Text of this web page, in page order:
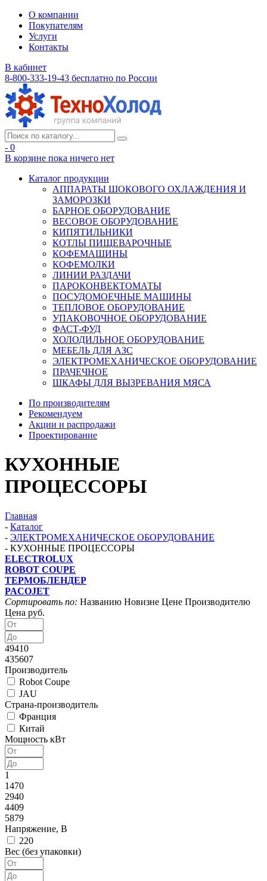
О компании
Покупателям
Услуги
Контакты
В кабинет
8-800-333-19-43 бесплатно по России
- 0
В корзине пока ничего нет
Каталог продукции
АППАРАТЫ ШОКОВОГО ОХЛАЖДЕНИЯ И
ЗАМОРОЗКИ
БАРНОЕ ОБОРУДОВАНИЕ
ВЕСОВОЕ ОБОРУДОВАНИЕ
КИПЯТИЛЬНИКИ
КОТЛЫ ПИЩЕВАРОЧНЫЕ
КОФЕМАШИНЫ
КОФЕМОЛКИ
ЛИНИИ РАЗДАЧИ
ПАРОКОНВЕКТОМАТЫ
ПОСУДОМОЕЧНЫЕ МАШИНЫ
ТЕПЛОВОЕ ОБОРУДОВАНИЕ
УПАКОВОЧНОЕ ОБОРУДОВАНИЕ
ФАСТ-ФУД
ХОЛОДИЛЬНОЕ ОБОРУДОВАНИЕ
МЕБЕЛЬ ДЛЯ АЗС
ЭЛЕКТРОМЕХАНИЧЕСКОЕ ОБОРУДОВАНИЕ
ПРАЧЕЧНОЕ
ШКАФЫ ДЛЯ ВЫЗРЕВАНИЯ МЯСА
По производителям
Рекомендуем
Акции и распродажи
Проектирование
КУХОННЫЕ
ПРОЦЕССОРЫ
Главная
- Каталог
- ЭЛЕКТРОМЕХАНИЧЕСКОЕ ОБОРУДОВАНИЕ
- КУХОННЫЕ ПРОЦЕССОРЫ
ELECTROLUX
ROBOT COUPE
ТЕРМОБЛЕНДЕР
PACOJET
Сортировать по: Названию Новизне Цене Производителю
Цена руб.
49410
435607
Производитель
Robot Coupe
JAU
Страна-производитель
Франция
Китай
Мощность кВт
1
1470
2940
4409
5879
Напряжение, В
220
Вес (без упаковки)